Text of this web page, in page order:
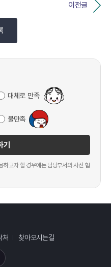
이전글
대체로 만족
불만족
기
하고자 할 경우에는 담당부서와 사전 협
처 찾아오시는길